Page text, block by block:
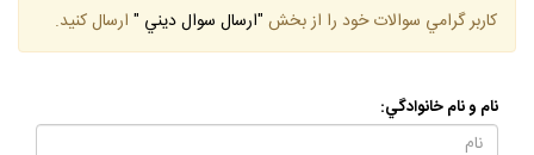
كاربر گرامي سوالات خود را از بخش "ارسال سوال ديني " ارسال كنيد.
نام و نام خانوادگي: